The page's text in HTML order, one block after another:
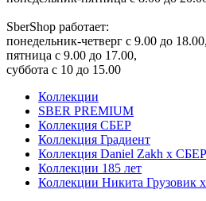
SberShop работает:
понедельник-четверг с 9.00 до 18.00,
пятница с 9.00 до 17.00,
суббота с 10 до 15.00
Коллекции
SBER PREMIUM
Коллекция СБЕР
Коллекция Градиент
Коллекция Daniel Zakh x СБЕР
Коллекции 185 лет
Коллекции Никита Грузовик